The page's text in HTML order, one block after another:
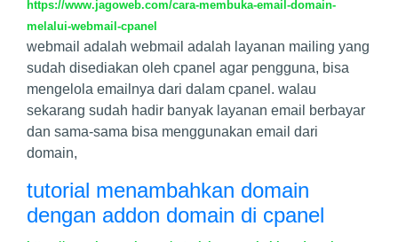
https://www.jagoweb.com/cara-membuka-email-domain-
melalui-webmail-cpanel
webmail adalah webmail adalah layanan mailing yang
sudah disediakan oleh cpanel agar pengguna, bisa
mengelola emailnya dari dalam cpanel. walau
sekarang sudah hadir banyak layanan email berbayar
dan sama-sama bisa menggunakan email dari
domain,
tutorial menambahkan domain
dengan addon domain di cpanel